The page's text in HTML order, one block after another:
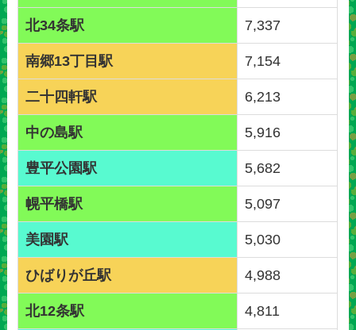
北34条駅 7,337
南郷13丁目駅 7,154
二十四軒駅 6,213
中の島駅 5,916
豊平公園駅 5,682
幌平橋駅 5,097
美園駅 5,030
ひばりが丘駅 4,988
北12条駅 4,811